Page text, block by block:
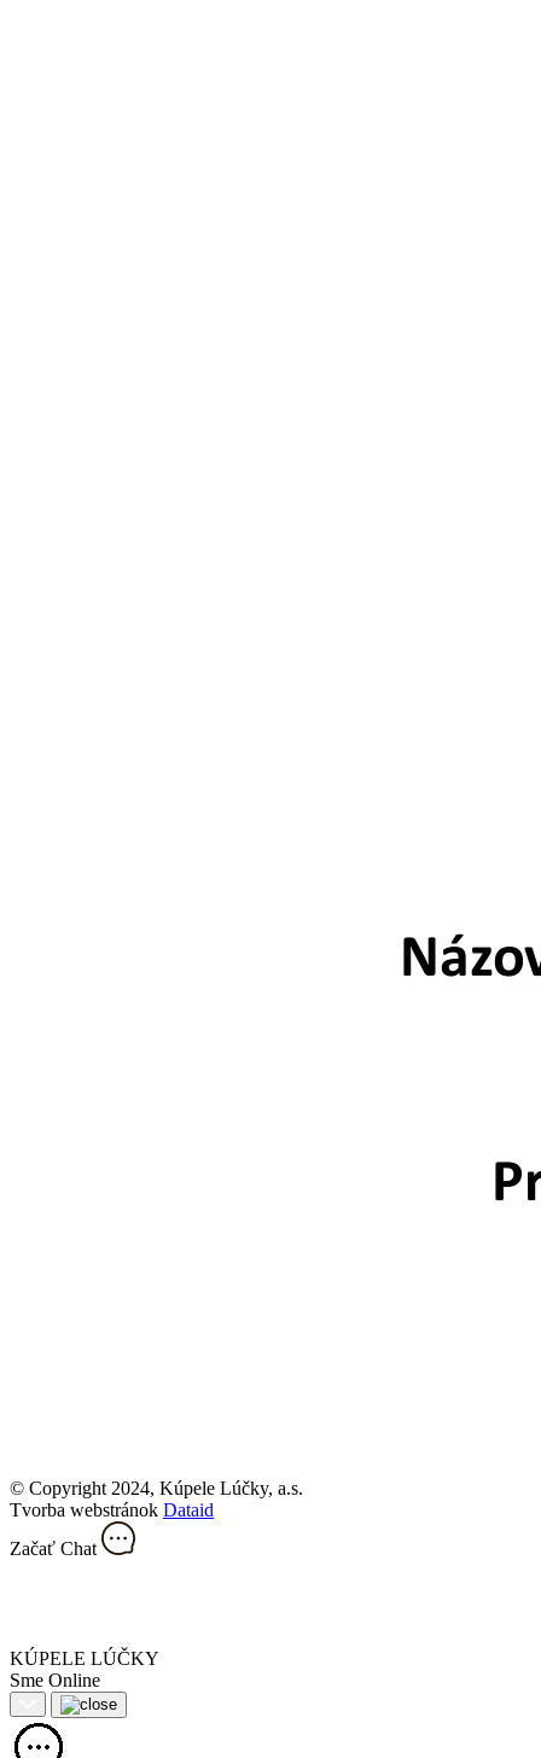
© Copyright 2024, Kúpele Lúčky, a.s.
Tvorba webstránok Dataid
Začať Chat
KÚPELE LÚČKY
Sme Online